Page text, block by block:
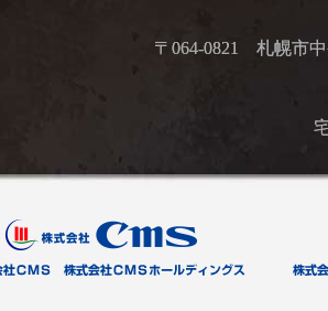
〒064-0821 札幌市